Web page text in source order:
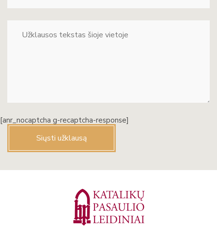
[anr_nocaptcha g-recaptcha-response]